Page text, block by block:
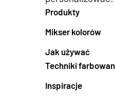
Produkty
Mikser kolorów
Jak używać
Techniki
Inspiracje